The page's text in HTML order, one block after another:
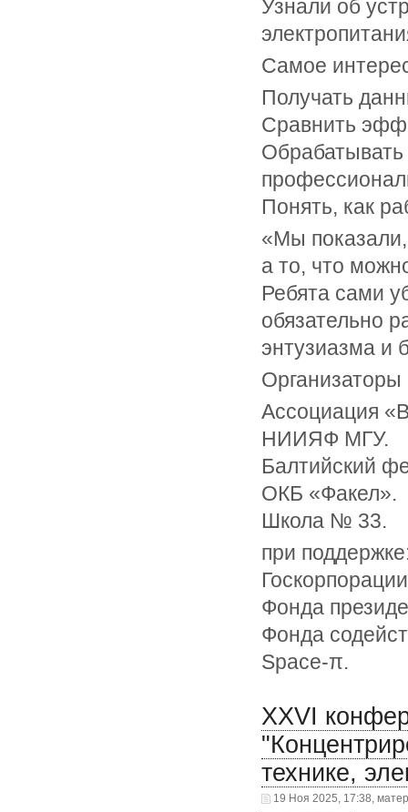
Узнали об
Самое
Получать
Сравнить
Понять, как
«Мы
а то, что
Ребята сами
обязательно
энтузиазма и
Ассоциация
НИИЯФ МГУ.
Балтийский
ОКБ «Факел».
Школа № 33.
при
Фонда
Фонда
Space-π.
XXVI
технике,
19 Ноя 2025, 17:38,